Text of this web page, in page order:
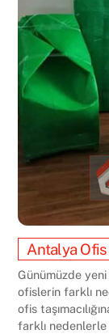
Antalya Ofis
Günümüzde
ofislerin farklı
ofis
farklı